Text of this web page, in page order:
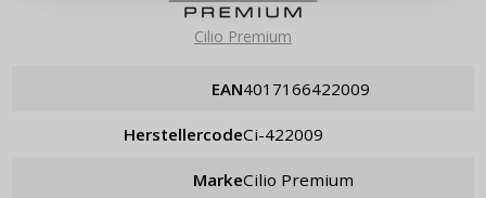
Cilio Premium
EAN 4017166422009
Herstellercode ci-422009
Marke Cilio Premium
Passwort erinnern